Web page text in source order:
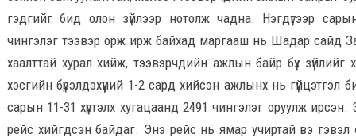
гэдгийг бид олон зүйлээр нотолж чадна. Нэгдүгээр
чингэлэг тээвэр орж ирж байхад маргааш нь Шадар сайд
хаалттай хурал хийж, тээвэрчдийн ажлын байр бүх
хэсгийн бүрэлдэхүүний 1-2 сард хийсэн ажлынх нь гүйцэтгэл
сарын 11-31 хүртэлх хугацаанд 2491 чингэлэг оруулж ирсэн.
рейс хийгдсэн байдаг. Энэ рейс нь ямар учиртай вэ